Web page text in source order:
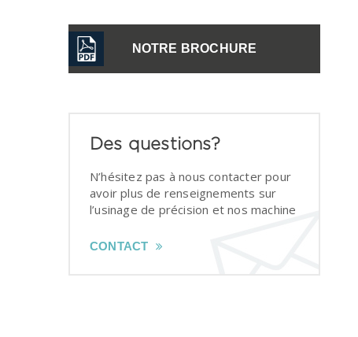
NOTRE BROCHURE
Des questions?
N’hésitez pas à nous contacter pour
avoir plus de renseignements sur
l’usinage de précision et nos machine
CONTACT